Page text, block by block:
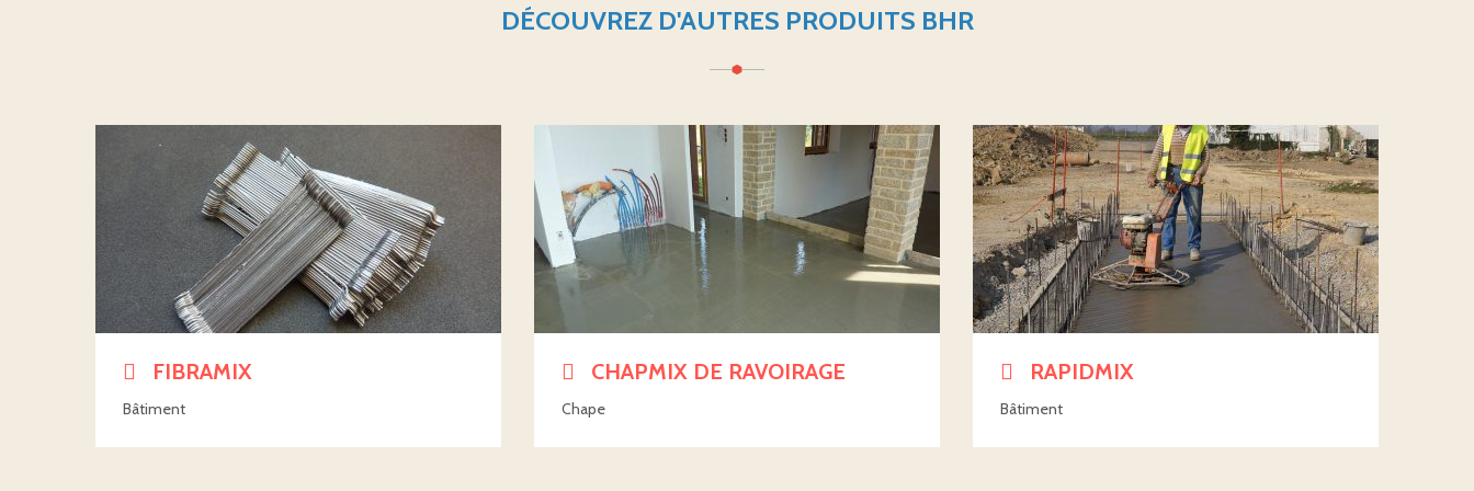
DÉCOUVREZ D'AUTRES PRODUITS BHR
FIBRAMIX
Bâtiment
CHAPMIX DE RAVOIRAGE
Chape
RAPIDMIX
Bâtiment